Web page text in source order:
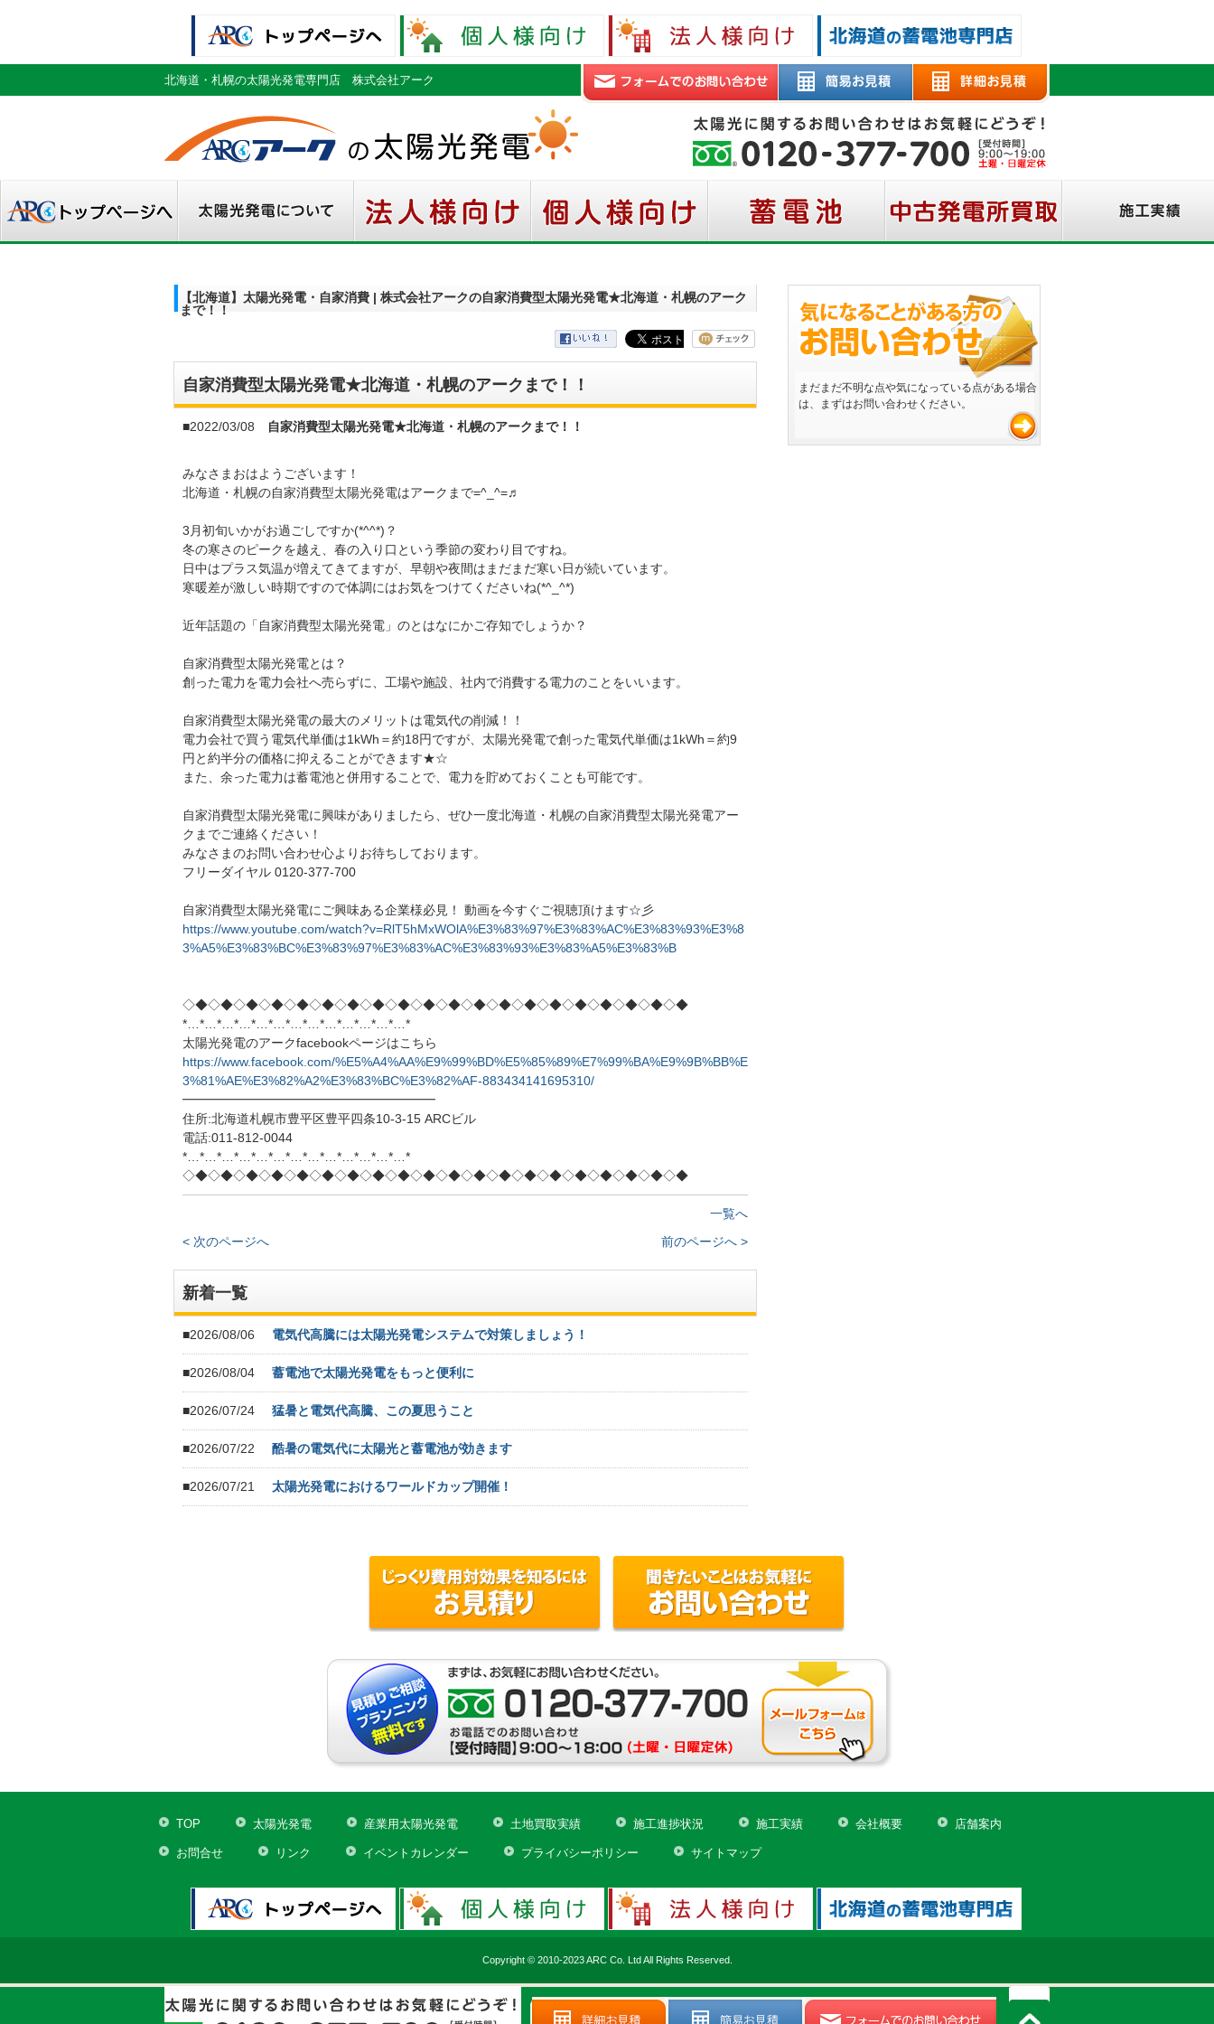
北海道・札幌の太陽光発電専門店 株式会社アーク
【北海道】太陽光発電・自家消費 | 株式会社アークの自家消費型太陽光発電★北海道・札幌のアーク
まで！！
自家消費型太陽光発電★北海道・札幌のアークまで！！
■2022/03/08 自家消費型太陽光発電★北海道・札幌のアークまで！！
みなさまおはようございます！
北海道・札幌の自家消費型太陽光発電はアークまで=^_^=♬
3月初旬いかがお過ごしですか(*^^*)？
冬の寒さのピークを越え、春の入り口という季節の変わり目ですね。
日中はプラス気温が増えてきてますが、早朝や夜間はまだまだ寒い日が続いています。
寒暖差が激しい時期ですので体調にはお気をつけてくださいね(*^_^*)
近年話題の「自家消費型太陽光発電」のとはなにかご存知でしょうか？
自家消費型太陽光発電とは？
創った電力を電力会社へ売らずに、工場や施設、社内で消費する電力のことをいいます。
自家消費型太陽光発電の最大のメリットは電気代の削減！！
電力会社で買う電気代単価は1kWh＝約18円ですが、太陽光発電で創った電気代単価は1kWh＝約9
円と約半分の価格に抑えることができます★☆
また、余った電力は蓄電池と併用することで、電力を貯めておくことも可能です。
自家消費型太陽光発電に興味がありましたら、ぜひ一度北海道・札幌の自家消費型太陽光発電アー
クまでご連絡ください！
みなさまのお問い合わせ心よりお待ちしております。
フリーダイヤル 0120-377-700
自家消費型太陽光発電にご興味ある企業様必見！ 動画を今すぐご視聴頂けます☆彡
https://www.youtube.com/watch?v=RlT5hMxWOlA%E3%83%97%E3%83%AC%E3%83%93%E3%8
3%A5%E3%83%BC%E3%83%97%E3%83%AC%E3%83%93%E3%83%A5%E3%83%B
◇◆◇◆◇◆◇◆◇◆◇◆◇◆◇◆◇◆◇◆◇◆◇◆◇◆◇◆◇◆◇◆◇◆◇◆◇◆◇◆
*…*…*…*…*…*…*…*…*…*…*…*…*…*
太陽光発電のアークfacebookページはこちら
https://www.facebook.com/%E5%A4%AA%E9%99%BD%E5%85%89%E7%99%BA%E9%9B%BB%E
3%81%AE%E3%82%A2%E3%83%BC%E3%82%AF-883434141695310/
━━━━━━━━━━━━━━━━━━━━
住所:北海道札幌市豊平区豊平四条10-3-15 ARCビル
電話:011-812-0044
*…*…*…*…*…*…*…*…*…*…*…*…*…*
◇◆◇◆◇◆◇◆◇◆◇◆◇◆◇◆◇◆◇◆◇◆◇◆◇◆◇◆◇◆◇◆◇◆◇◆◇◆◇◆
一覧へ
< 次のページへ
前のページへ >
新着一覧
■2026/08/06 電気代高騰には太陽光発電システムで対策しましょう！
■2026/08/04 蓄電池で太陽光発電をもっと便利に
■2026/07/24 猛暑と電気代高騰、この夏思うこと
■2026/07/22 酷暑の電気代に太陽光と蓄電池が効きます
■2026/07/21 太陽光発電におけるワールドカップ開催！
まだまだ不明な点や気になっている点がある場合
は、まずはお問い合わせください。
TOP 太陽光発電 産業用太陽光発電 土地買取実績 施工進捗状況 施工実績 会社概要 店舗案内
お問合せ リンク イベントカレンダー プライバシーポリシー サイトマップ
Copyright © 2010-2023 ARC Co. Ltd All Rights Reserved.